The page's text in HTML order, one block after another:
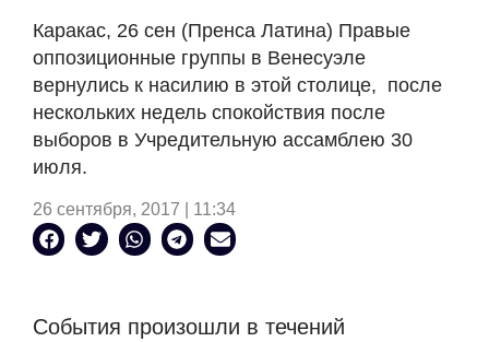
Каракас, 26 сен (Пренса Латина) Правые
оппозиционные группы в Венесуэле
вернулись к насилию в этой столице, после
нескольких недель спокойствия после
выборов в Учредительную ассамблею 30
июля.
26 сентября, 2017 | 11:34
События произошли в течений